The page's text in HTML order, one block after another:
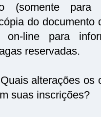
(somente para
do documento
on-line para
reservadas.
alterações os
suas inscrições?